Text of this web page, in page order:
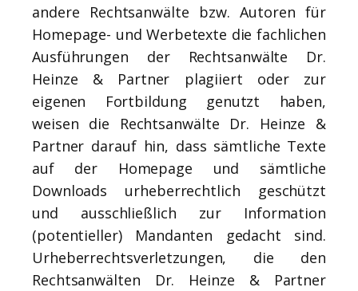
andere Rechtsanwälte bzw. Autoren für
Homepage- und Werbetexte die fachlichen
Ausführungen der Rechtsanwälte Dr.
Heinze & Partner plagiiert oder zur
eigenen Fortbildung genutzt haben,
weisen die Rechtsanwälte Dr. Heinze &
Partner darauf hin, dass sämtliche Texte
auf der Homepage und sämtliche
Downloads urheberrechtlich geschützt
und ausschließlich zur Information
(potentieller) Mandanten gedacht sind.
Urheberrechtsverletzungen, die den
Rechtsanwälten Dr. Heinze & Partner